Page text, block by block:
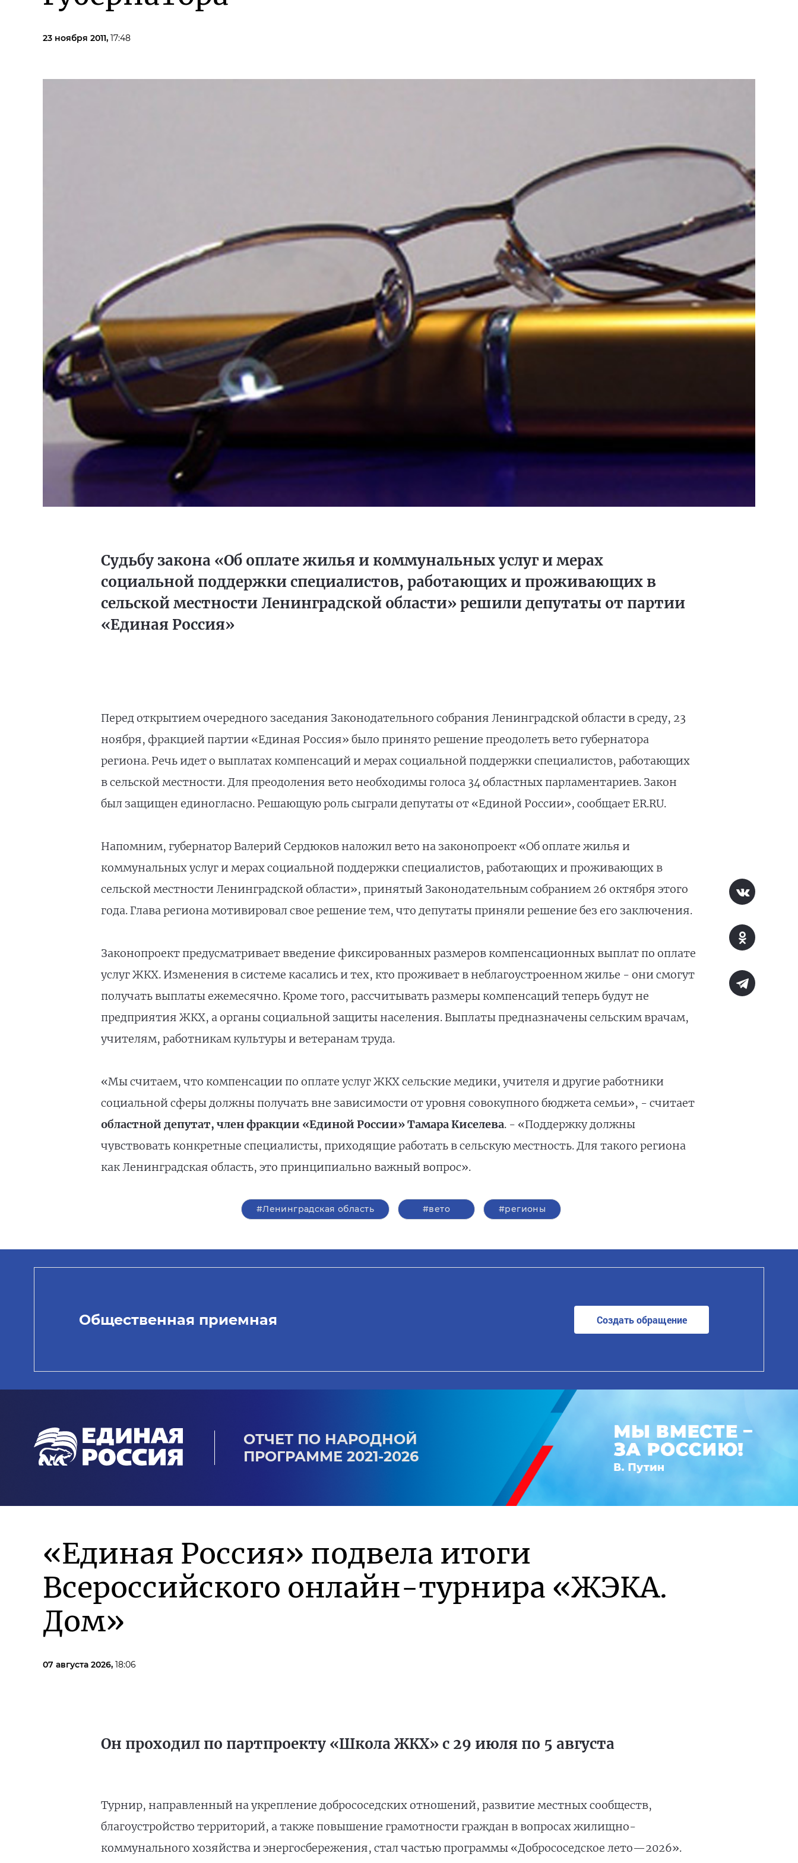
23 ноября 2011, 17:48
Судьбу закона «Об оплате жилья и коммунальных услуг и мерах
социальной поддержки специалистов, работающих и проживающих в
сельской местности Ленинградской области» решили депутаты от партии
«Единая Россия»
Перед открытием очередного заседания Законодательного собрания Ленинградской области в среду, 23
ноября, фракцией партии «Единая Россия» было принято решение преодолеть вето губернатора
региона. Речь идет о выплатах компенсаций и мерах социальной поддержки специалистов, работающих
в сельской местности. Для преодоления вето необходимы голоса 34 областных парламентариев. Закон
был защищен единогласно. Решающую роль сыграли депутаты от «Единой России», сообщает ER.RU.
Напомним, губернатор Валерий Сердюков наложил вето на законопроект «Об оплате жилья и
коммунальных услуг и мерах социальной поддержки специалистов, работающих и проживающих в
сельской местности Ленинградской области», принятый Законодательным собранием 26 октября этого
года. Глава региона мотивировал свое решение тем, что депутаты приняли решение без его заключения.
Законопроект предусматривает введение фиксированных размеров компенсационных выплат по оплате
услуг ЖКХ. Изменения в системе касались и тех, кто проживает в неблагоустроенном жилье - они смогут
получать выплаты ежемесячно. Кроме того, рассчитывать размеры компенсаций теперь будут не
предприятия ЖКХ, а органы социальной защиты населения. Выплаты предназначены сельским врачам,
учителям, работникам культуры и ветеранам труда.
«Мы считаем, что компенсации по оплате услуг ЖКХ сельские медики, учителя и другие работники
социальной сферы должны получать вне зависимости от уровня совокупного бюджета семьи», - считает
областной депутат, член фракции «Единой России» Тамара Киселева. - «Поддержку должны
чувствовать конкретные специалисты, приходящие работать в сельскую местность. Для такого региона
как Ленинградская область, это принципиально важный вопрос».
#Ленинградская область #вето #регионы
Общественная приемная Создать обращение
ОТЧЕТ ПО НАРОДНОЙ
ПРОГРАММЕ 2021-2026
«Единая Россия» подвела итоги
Всероссийского онлайн-турнира «ЖЭКА.
Дом»
07 августа 2026, 18:06
Он проходил по партпроекту «Школа ЖКХ» с 29 июля по 5 августа
Турнир, направленный на укрепление добрососедских отношений, развитие местных сообществ,
благоустройство территорий, а также повышение грамотности граждан в вопросах жилищно-
коммунального хозяйства и энергосбережения, стал частью программы «Добрососедское лето—2026».